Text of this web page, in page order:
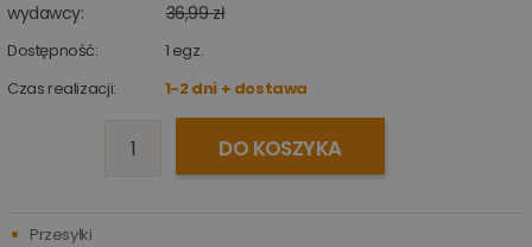
wydawcy:
36,99 zł
Dostępność: 1 egz.
Czas realizacji:
1-2 dni + dostawa
DO KOSZYKA
Przesyłki